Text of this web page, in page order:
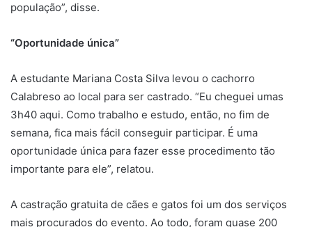
população”, disse.
“Oportunidade única”
A estudante Mariana Costa Silva levou o cachorro
Calabreso ao local para ser castrado. “Eu cheguei umas
3h40 aqui. Como trabalho e estudo, então, no fim de
semana, fica mais fácil conseguir participar. É uma
oportunidade única para fazer esse procedimento tão
importante para ele”, relatou.
A castração gratuita de cães e gatos foi um dos serviços
mais procurados do evento. Ao todo, foram quase 200